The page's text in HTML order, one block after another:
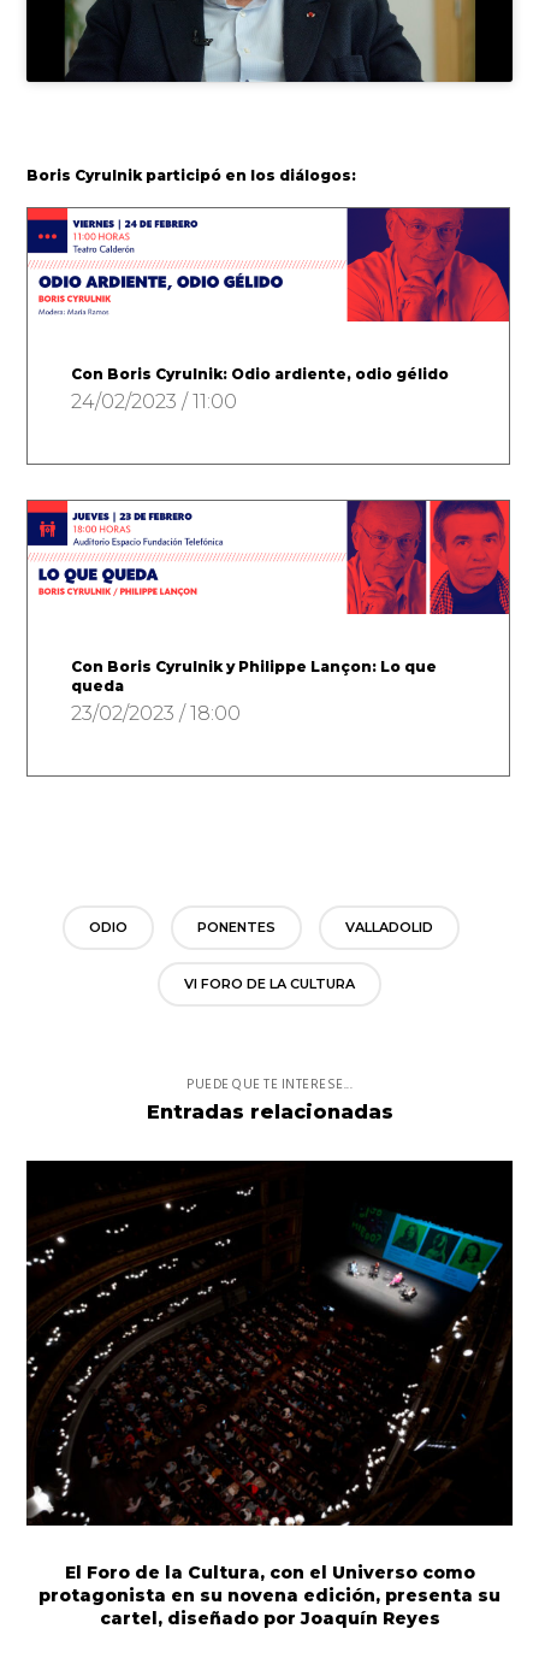
Boris Cyrulnik participó en los diálogos:
Con Boris Cyrulnik: Odio ardiente, odio gélido
24/02/2023 / 11:00
Con Boris Cyrulnik y Philippe Lançon: Lo que
queda
23/02/2023 / 18:00
ODIO PONENTES VALLADOLID
VI FORO DE LA CULTURA
PUEDE QUE TE INTERESE...
Entradas relacionadas
El Foro de la Cultura, con el Universo como
protagonista en su novena edición, presenta su
cartel, diseñado por Joaquín Reyes